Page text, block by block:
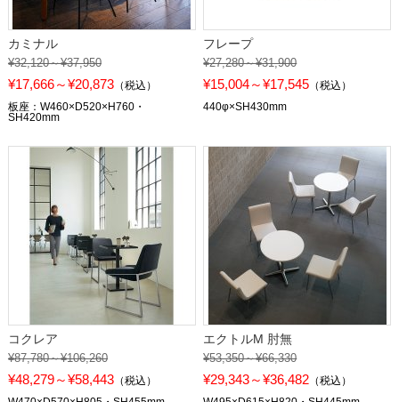
カミナル
¥32,120～¥37,950
¥17,666～¥20,873（税込）
板座：W460×D520×H760・
SH420mm
フレープ
¥27,280～¥31,900
¥15,004～¥17,545 （税込）
440φ×SH430mm
コクレア
¥87,780～¥106,260
¥48,279～¥58,443（税込）
エクトルM 肘無
¥53,350～¥66,330
¥29,343～¥36,482 （税込）